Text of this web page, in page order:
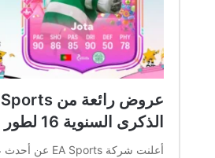
الذكرى السنوية 16 لطور Ultimate Team